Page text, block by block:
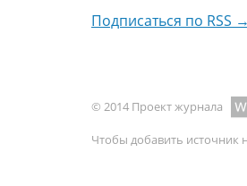
Подписаться по RSS →
© 2014 Проект журнала
Чтобы добавить источник